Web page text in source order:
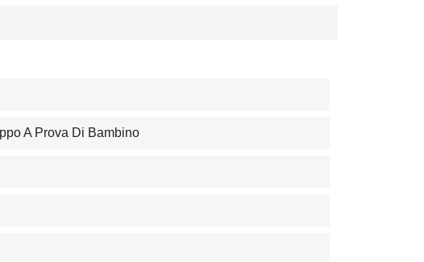
A Prova Di Bambino